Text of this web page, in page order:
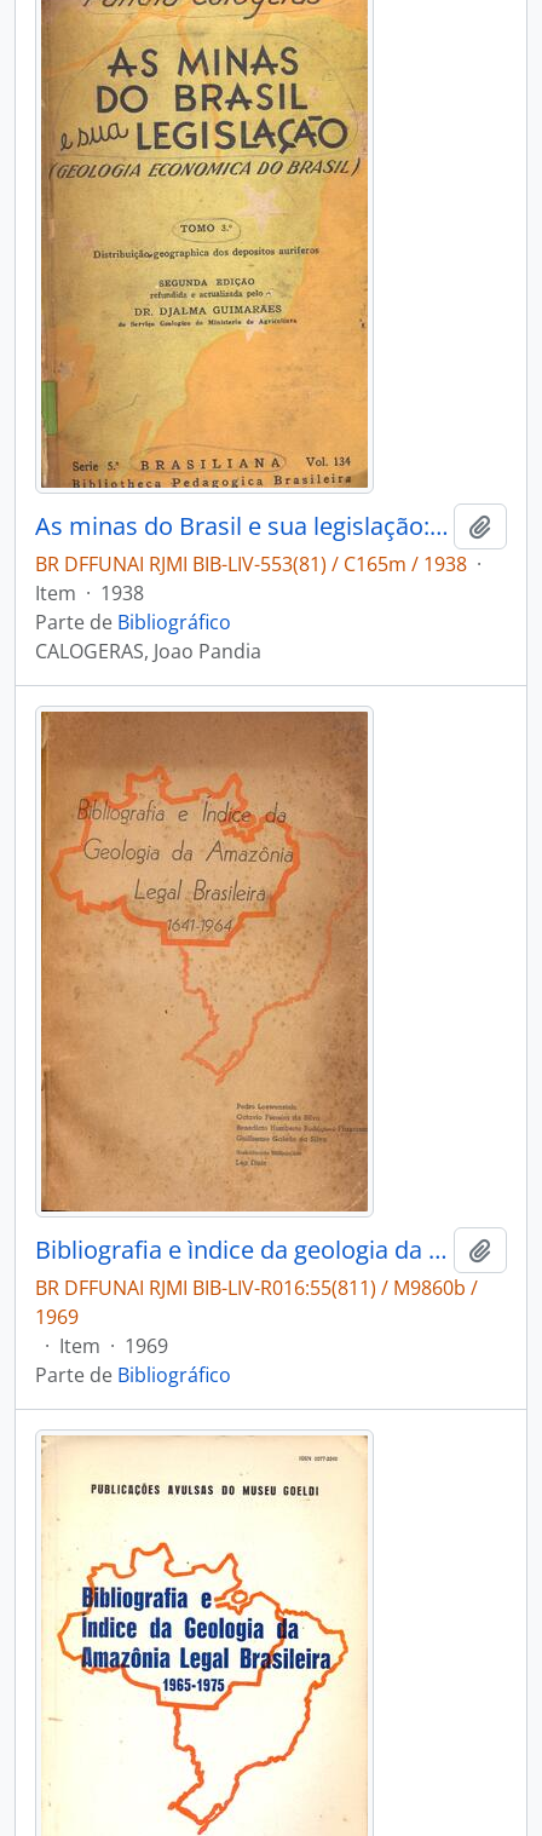
As minas do Brasil e sua legislação: geologia econômica do Brasil.
BR DFFUNAI RJMI BIB-LIV-553(81) / C165m / 1938 ·
Item · 1938
Parte de Bibliográfico
CALOGERAS, Joao Pandia
Bibliografia e ìndice da geologia da Amazônia legal brasileira, 1641-1964
BR DFFUNAI RJMI BIB-LIV-R016:55(811) / M9860b /
1969
· Item · 1969
Parte de Bibliográfico